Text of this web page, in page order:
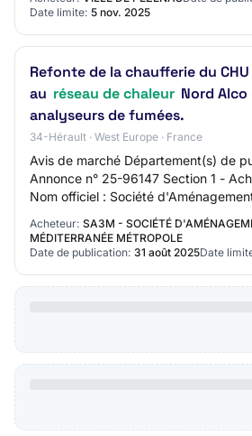
Date limite: 5 nov. 2025
Refonte de la chaufferie du
au réseau de chaleur Nord
analyseurs de fumées.
34-Hérault · West Europe · France
Avis de marché Département(s) de
Annonce n° 25-96147 Section 1 -
Nom officiel : Société
Méditerranée Métropole Activité de
Acheteur: SA3M - SOCIÉTÉ
MÉDITERRANÉE MÉTROPOLE
Date de publication: 31 août 2025Date